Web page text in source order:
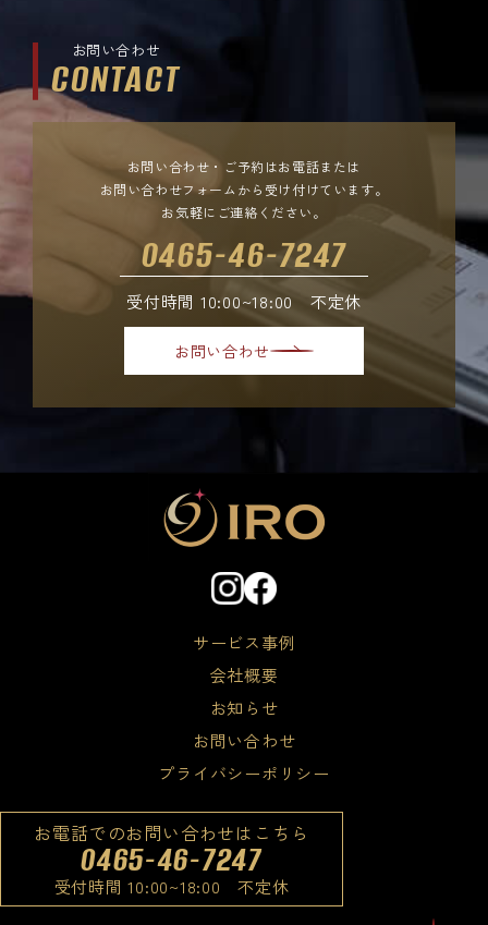
お問い合わせ
CONTACT
お問い合わせ・ご予約はお電話または
お問い合わせフォームから受け付けています。
お気軽にご連絡ください。
0465-46-7247
受付時間 10:00~18:00 不定休
お問い合わせ
サービス事例
会社概要
お知らせ
お問い合わせ
プライバシーポリシー
お電話でのお問い合わせはこちら
0465-46-7247
受付時間 10:00~18:00 不定休